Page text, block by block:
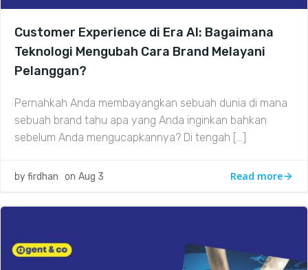
Customer Experience di Era AI: Bagaimana
Teknologi Mengubah Cara Brand Melayani
Pelanggan?
Pernahkah Anda membayangkan sebuah dunia di mana
sebuah brand tahu apa yang Anda inginkan bahkan
sebelum Anda mengucapkannya? Di tengah […]
by firdhan on Aug 3 Read more